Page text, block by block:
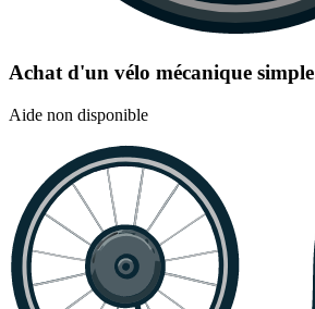
Achat d'un vélo mécanique simple
Aide non disponible